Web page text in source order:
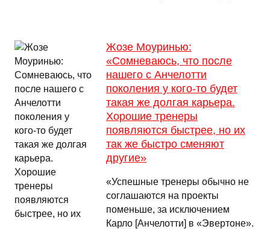
Жозе Моуринью:
«Сомневаюсь, что после
нашего с Анчелотти
поколения у кого-то будет
такая же долгая карьера.
Хорошие тренеры
появляются быстрее, но их
так же быстро сменяют
другие»
«Успешные тренеры обычно не
соглашаются на проекты
поменьше, за исключением
Карло [Анчелотти] в «Эвертоне».